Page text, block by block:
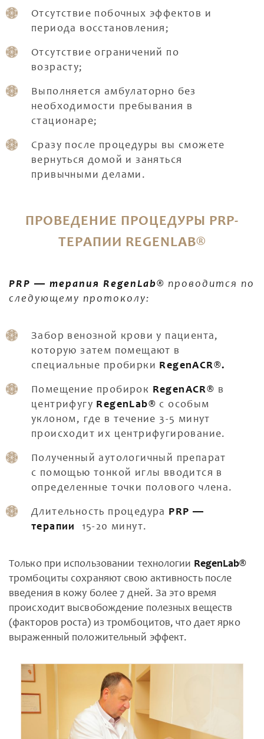
Отсутствие побочных эффектов и
периода восстановления;
Отсутствие ограничений по
возрасту;
Выполняется амбулаторно без
необходимости пребывания в
стационаре;
Сразу после процедуры вы сможете
вернуться домой и заняться
привычными делами.
ПРОВЕДЕНИЕ ПРОЦЕДУРЫ PRP-
ТЕРАПИИ REGENLAB®
PRP — терапия RegenLab® проводится по
следующему протоколу:
Забор венозной крови у пациента,
которую затем помещают в
специальные пробирки RegenACR®.
Помещение пробирок RegenACR® в
центрифугу RegenLab® с особым
уклоном, где в течение 3-5 минут
происходит их центрифугирование.
Полученный аутологичный препарат
с помощью тонкой иглы вводится в
определенные точки полового члена.
Длительность процедура
PRP —
терапии
15-20 минут.
Только при использовании технологии RegenLab®
тромбоциты сохраняют свою активность после
введения в кожу более 7 дней. За это время
происходит высвобождение полезных веществ
(факторов роста) из тромбоцитов, что дает ярко
выраженный положительный эффект.